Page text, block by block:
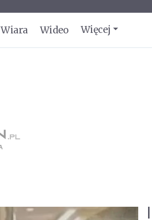
Wiara Wideo Więcej